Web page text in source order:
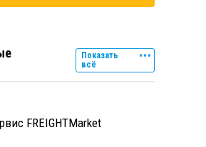
Показать
всё
FREIGHTMarket